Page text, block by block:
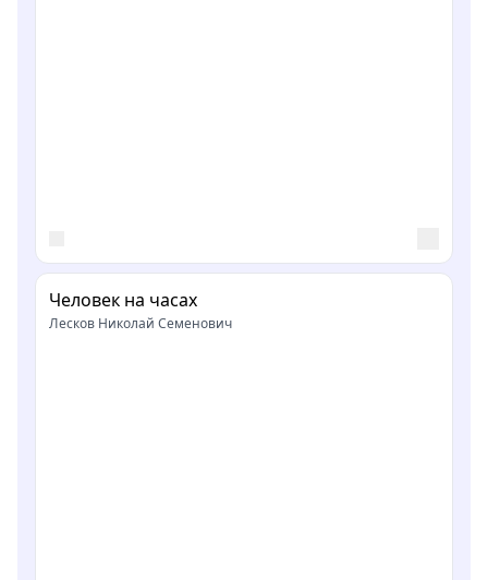
Человек на часах
Лесков Николай Семенович